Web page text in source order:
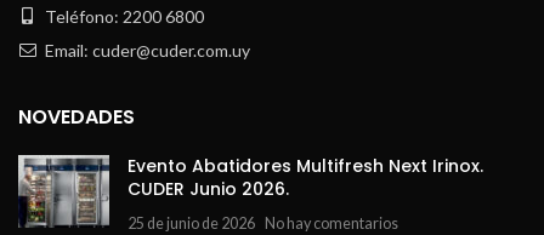
Teléfono: 2200 6800
Email: cuder@cuder.com.uy
NOVEDADES
Evento Abatidores Multifresh Next Irinox.
CUDER Junio 2026.
25 de junio de 2026 No hay comentarios